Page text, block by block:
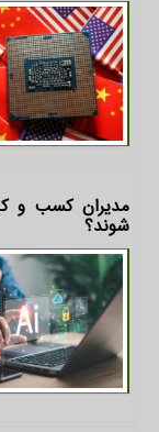
مدیران کسب و
شوند؟